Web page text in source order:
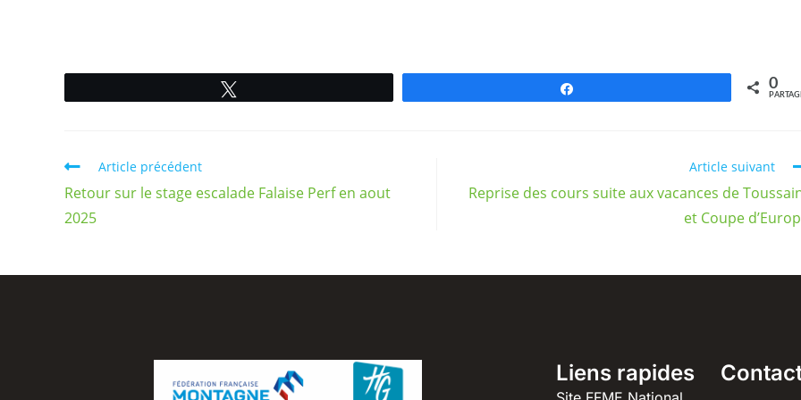
0
Article précédent
Retour sur le stage escalade Falaise Perf en aout
2025
Article suivant
Reprise des cours suite aux vacances de
et Coupe
Liens rapides